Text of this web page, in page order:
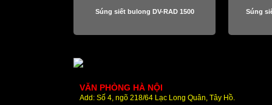
Súng siết bulong DV-RAD 1500 Súng
VĂN PHÒNG HÀ NỘI
Add: Số 4, ngõ 218/64 Lạc Long Quân, Tây Hồ.